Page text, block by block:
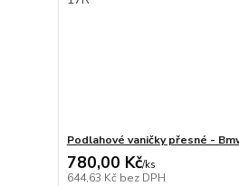
Podlahové vaničky přesné -
780,00 Kč/ks
644,63 Kč bez DPH